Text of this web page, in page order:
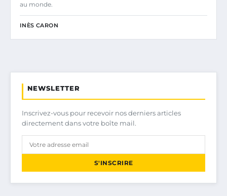
au monde.
INÈS CARON
NEWSLETTER
Inscrivez-vous pour recevoir nos derniers articles
directement dans votre boîte mail.
S'INSCRIRE